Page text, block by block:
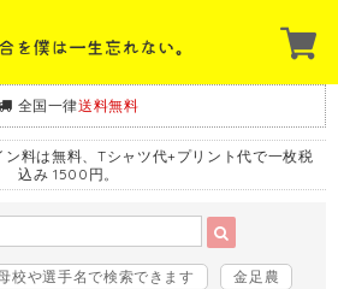
全国一律送料無料
料は無料、Tシャツ代+プリント代で一枚税
込み 1500円。
校や選手名で検索できます
金足農